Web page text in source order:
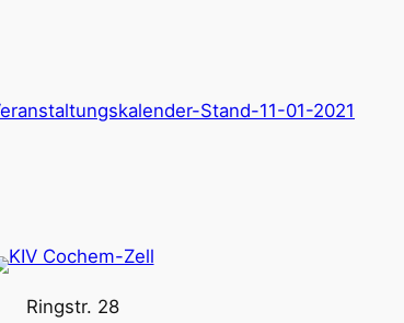
Stand-11-01-2021
Ringstr. 28